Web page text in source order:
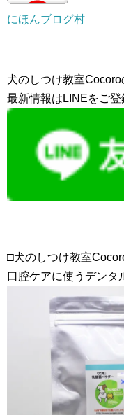
にほんブログ村
犬のしつけ教室
最新情報はLINEをご登
□犬のしつけ教室
口腔ケアに使うデンタ